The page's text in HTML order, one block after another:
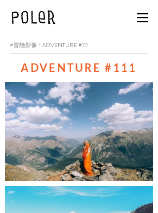
ADVENTURE #111
#冒險影像 \
ADVENTURE #111